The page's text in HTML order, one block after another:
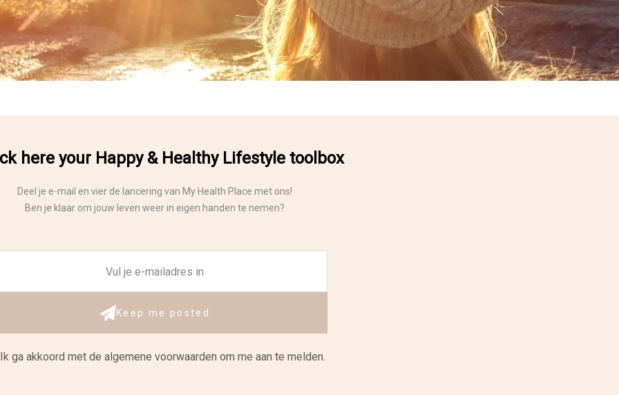
here your Happy & Healthy Lifestyle toolbox
Deel je e-mail en vier de lancering van My Health Place met ons!
Ben je klaar om jouw leven weer in eigen handen te nemen?
Keep me posted
Ik ga akkoord met de algemene voorwaarden om me aan te melden.